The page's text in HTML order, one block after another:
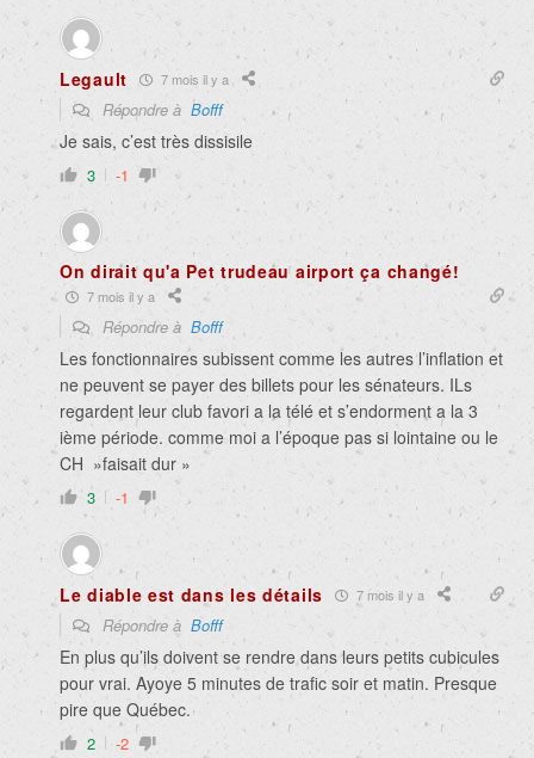
Legault 7 mois il y a
Répondre à Bofff
Je sais, c’est très dissisile
3 -1
On dirait qu'a Pet trudeau airport ça changé!
7 mois il y a
Répondre à Bofff
Les fonctionnaires subissent comme les autres l’inflation et
ne peuvent se payer des billets pour les sénateurs. ILs
regardent leur club favori a la télé et s’endorment a la 3
ième période. comme moi a l’époque pas si lointaine ou le
CH »faisait dur »
3 -1
Le diable est dans les détails 7 mois il y a
Répondre à Bofff
En plus qu’ils doivent se rendre dans leurs petits cubicules
pour vrai. Ayoye 5 minutes de trafic soir et matin. Presque
pire que Québec.
2 -2